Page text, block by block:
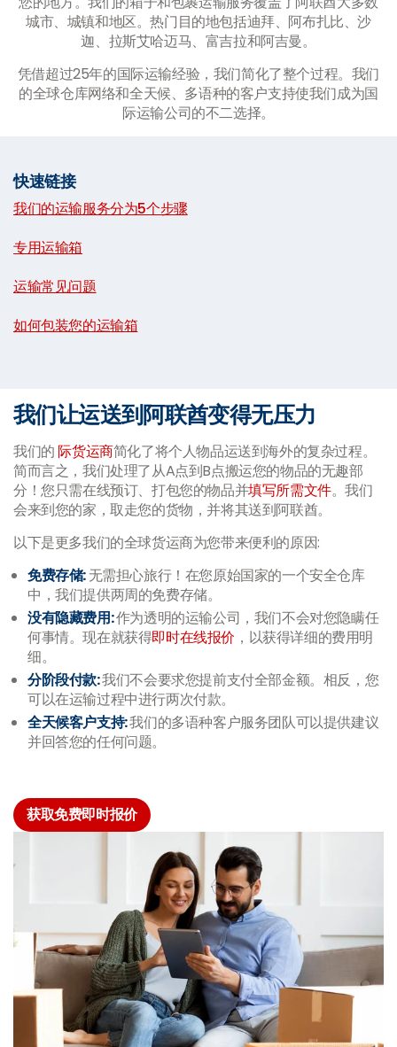
城市、城镇和地区。热门目的地包括迪拜、阿布扎比、沙
迦、拉斯艾哈迈马、富吉拉和阿吉曼。
凭借超过25年的国际运输经验，我们简化了整个过程。我们
的全球仓库网络和全天候、多语种的客户支持使我们成为国
际运输公司的不二选择。
快速链接
我们的运输服务分为5个步骤
专用运输箱
运输常见问题
如何包装您的运输箱
我们让运送到阿联酋变得无压力
我们的际货运商简化了将个人物品运送到海外的复杂过程。
简而言之，我们处理了从A点到B点搬运您的物品的无趣部
分！您只需在线预订、打包您的物品并填写所需文件。我们
会来到您的家，取走您的货物，并将其送到阿联酋。
以下是更多我们的全球货运商为您带来便利的原因:
免费存储:无需担心旅行！在您原始国家的一个安全仓库
中，我们提供两周的免费存储。
没有隐藏费用:作为透明的运输公司，我们不会对您隐瞒任
何事情。现在就获得即时在线报价 ，以获得详细的费用明
细。
分阶段付款:我们不会要求您提前支付全部金额。相反，您
可以在运输过程中进行两次付款。
全天候客户支持:我们的多语种客户服务团队可以提供建议
并回答您的任何问题。
获取免费即时报价